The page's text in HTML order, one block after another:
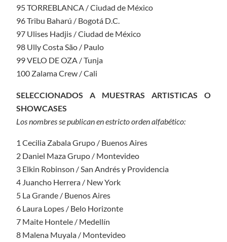
95 TORREBLANCA / Ciudad de México
96 Tribu Baharú / Bogotá D.C.
97 Ulises Hadjis / Ciudad de México
98 Ully Costa São / Paulo
99 VELO DE OZA / Tunja
100 Zalama Crew / Cali
SELECCIONADOS A MUESTRAS ARTISTICAS O
SHOWCASES
Los nombres se publican en estricto orden alfabético:
1 Cecilia Zabala Grupo / Buenos Aires
2 Daniel Maza Grupo / Montevideo
3 Elkin Robinson / San Andrés y Providencia
4 Juancho Herrera / New York
5 La Grande / Buenos Aires
6 Laura Lopes / Belo Horizonte
7 Maite Hontele / Medellín
8 Malena Muyala / Montevideo